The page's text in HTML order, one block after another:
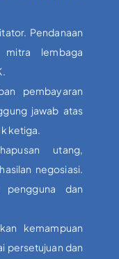
Pendanaan
lembaga
pembayaran
jawab atas
ketiga.
utang,
negosiasi.
pengguna dan
kemampuan
persetujuan dan